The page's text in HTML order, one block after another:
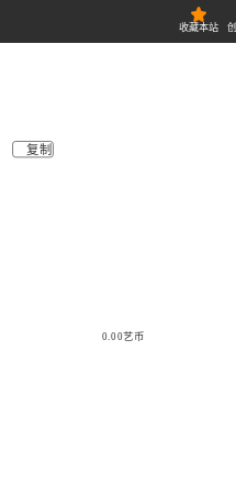
收藏本站
复制
0.00艺币